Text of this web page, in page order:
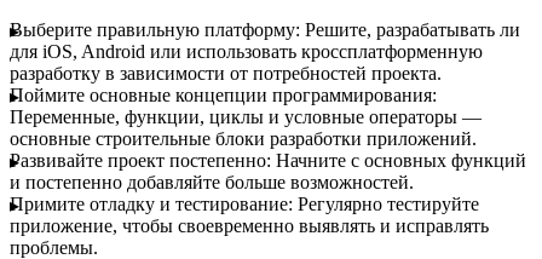
Выберите правильную платформу: Решите, разрабатывать ли
для iOS, Android или использовать кроссплатформенную
разработку в зависимости от потребностей проекта.
Поймите основные концепции программирования:
Переменные, функции, циклы и условные операторы —
основные строительные блоки разработки приложений.
Развивайте проект постепенно: Начните с основных функций
и постепенно добавляйте больше возможностей.
Примите отладку и тестирование: Регулярно тестируйте
приложение, чтобы своевременно выявлять и исправлять
проблемы.